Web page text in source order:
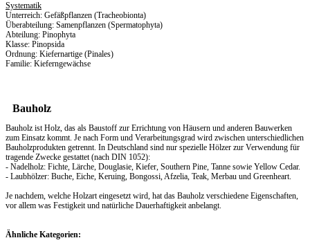
Systematik
Unterreich: Gefäßpflanzen (Tracheobionta)
Überabteilung: Samenpflanzen (Spermatophyta)
Abteilung: Pinophyta
Klasse: Pinopsida
Ordnung: Kiefernartige (Pinales)
Familie: Kieferngewächse
Bauholz
Bauholz ist Holz, das als Baustoff zur Errichtung von Häusern und anderen Bauwerken
zum Einsatz kommt. Je nach Form und Verarbeitungsgrad wird zwischen unterschiedlichen
Bauholzprodukten getrennt. In Deutschland sind nur spezielle Hölzer zur Verwendung für
tragende Zwecke gestattet (nach DIN 1052):
- Nadelholz: Fichte, Lärche, Douglasie, Kiefer, Southern Pine, Tanne sowie Yellow Cedar.
- Laubhölzer: Buche, Eiche, Keruing, Bongossi, Afzelia, Teak, Merbau und Greenheart.
Je nachdem, welche Holzart eingesetzt wird, hat das Bauholz verschiedene Eigenschaften,
vor allem was Festigkeit und natürliche Dauerhaftigkeit anbelangt.
Ähnliche Kategorien: